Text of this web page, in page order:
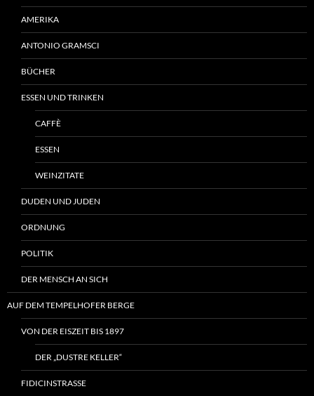
AMERIKA
ANTONIO GRAMSCI
BÜCHER
ESSEN UND TRINKEN
CAFFÈ
ESSEN
WEINZITATE
DUDEN UND JUDEN
ORDNUNG
POLITIK
DER MENSCH AN SICH
AUF DEM TEMPELHOFER BERGE
VON DER EISZEIT BIS 1897
DER „DUSTRE KELLER“
FIDICINSTRASSE